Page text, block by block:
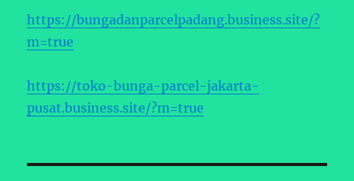
https://bungadanparcelpadang.business.site/?
m=true
https://toko-bunga-parcel-jakarta-
pusat.business.site/?m=true